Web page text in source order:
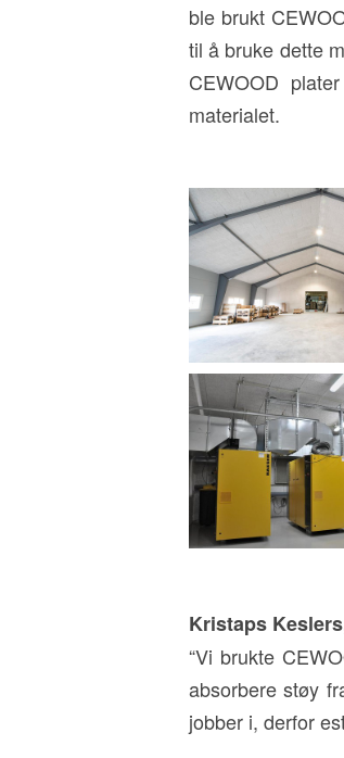
ble brukt
til å bruke dette
CEWOOD
materialet.
Kristaps
“Vi brukte
absorbere støy
jobber i, derfor